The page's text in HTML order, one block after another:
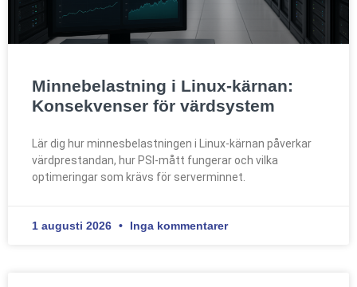
Minnebelastning i Linux-kärnan:
Konsekvenser för värdsystem
Lär dig hur minnesbelastningen i Linux-kärnan påverkar
värdprestandan, hur PSI-mått fungerar och vilka
optimeringar som krävs för serverminnet.
1 augusti 2026 Inga kommentarer